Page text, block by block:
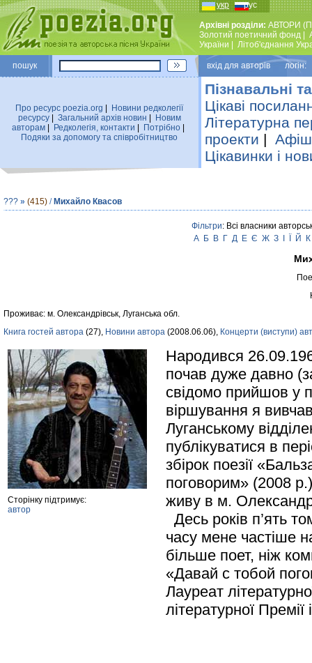
укр рус
Архівні розділи: АВТОРИ
Золотий поетичний фонд
України
Лiтоб'єднання
пошук вхiд для авторiв логін:
Про ресурс poezia.org
Новини редколегiї
ресурсу| Загальний архiв новин
Новим
авторам
Редколегiя, контакти Потрiбно
Подяки за допомогу та співробітництво
Пізнавальні
Цікаві
Літературна
проекти |
Цікавинки і
??? » (415) / Михайло Квасов
Фільтри: Всі власники
А Б В Г Д Е Є Ж З Й К
Проживає: м. Олександрівськ, Луганська обл.
Книга гостей автора (27), Новини автора (2008.06.06), Концерти (виступи)
Сторінку підтримує:
автор
Народився
почав дуже давно
свідомо прийшов у
віршування я
Луганському
публікуватися в
збірок поезії
поговорим» (2008
живу в м.
Десь років п’ять
часу мене частіше
більше поет, ніж
«Давай с тобой
Лауреат
літературної